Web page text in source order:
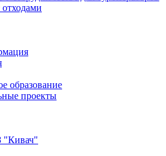
образование
проекты
"Кивач"